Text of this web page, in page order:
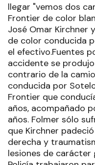
llegar "vemos dos
Frontier de color
José Omar Kirchner
de color conducida
el efectivo.Fuentes
accidente se
contrario de la
conducida por
Frontier que
años, acompañado
años. Folmer sólo
que Kirchner
derecha y
lesiones de carácter